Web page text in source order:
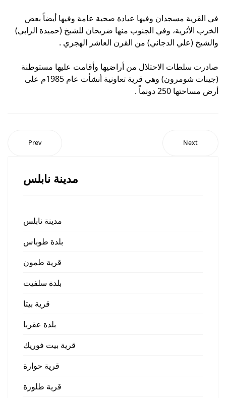
في القرية مسجدان وفيها عيادة صحية عامة وفيها أيضاً بعض
الخرب الأثرية، وفي الجنوب منها ضريحان للشيخ (حميدة الرابي)
والشيخ (علي الدجاني) من القرن العاشر الهجري .
صادرت سلطات الاحتلال من أراضيها وأقامت عليها مستوطنة
(جينات شومرون) وهي قرية تعاونية أنشأت عام 1985م على
أرض مساحتها 250 دونماً .
Prev Next
مدينة نابلس
مدينة نابلس
بلدة طوباس
قرية طمون
بلدة سلفيت
قرية بيتا
بلدة عقربا
قرية بيت فوريك
قرية حوارة
قرية طلوزة